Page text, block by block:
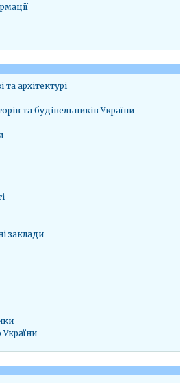
архітектурі
та будівельників України
заклади